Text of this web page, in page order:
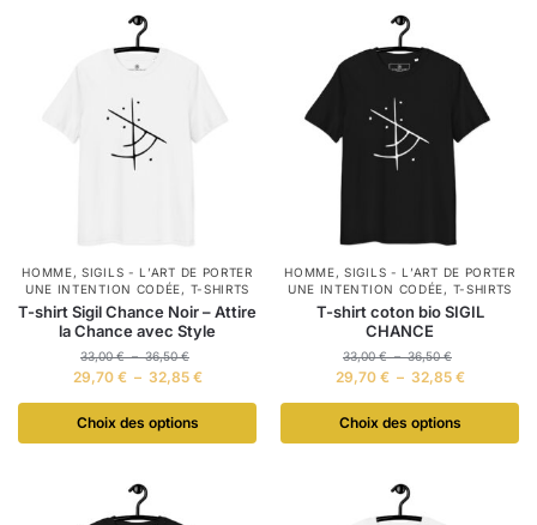
HOMME,SIGILS - L’ART DE PORTER
UNE INTENTION CODÉE, T-SHIRTS
T-shirt Sigil Chance Noir – Attire
la Chance avec Style
33,00€ – 36,50€
29,70 € – 32,85 €
Choix des options
HOMME,SIGILS - L’ART DE PORTER
UNE INTENTION CODÉE, T-SHIRTS
T-shirt coton bio SIGIL
CHANCE
33,00€ – 36,50€
29,70 € – 32,85 €
Choix des options